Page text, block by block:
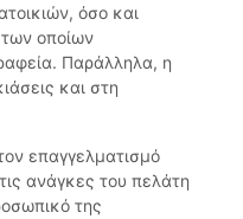
όσο και
οποίων
Παράλληλα, η
και στη
επαγγελματισμό
ανάγκες του πελάτη
της